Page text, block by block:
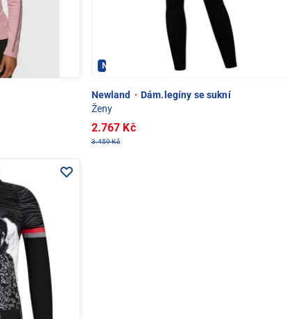
Newland - PEC POD SNĚŽKOU
Newland · Dám.legíny se sukní
Ženy
2.767 Kč
3.459 Kč